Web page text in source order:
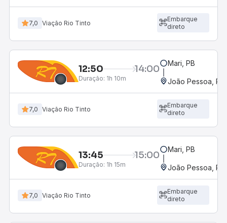
7,0 Viação Rio Tinto
Embarque
direto
12:50 14:00
Duração: 1h 10m
Mari, PB
João Pessoa,
7,0 Viação Rio Tinto
Embarque
direto
13:45 15:00
Duração: 1h 15m
Mari, PB
João Pessoa,
7,0 Viação Rio Tinto
Embarque
direto